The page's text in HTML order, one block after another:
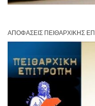
ΑΠΟΦΆΣΕΙΣ ΠΕΙΘΑΡΧΙΚΉΣ